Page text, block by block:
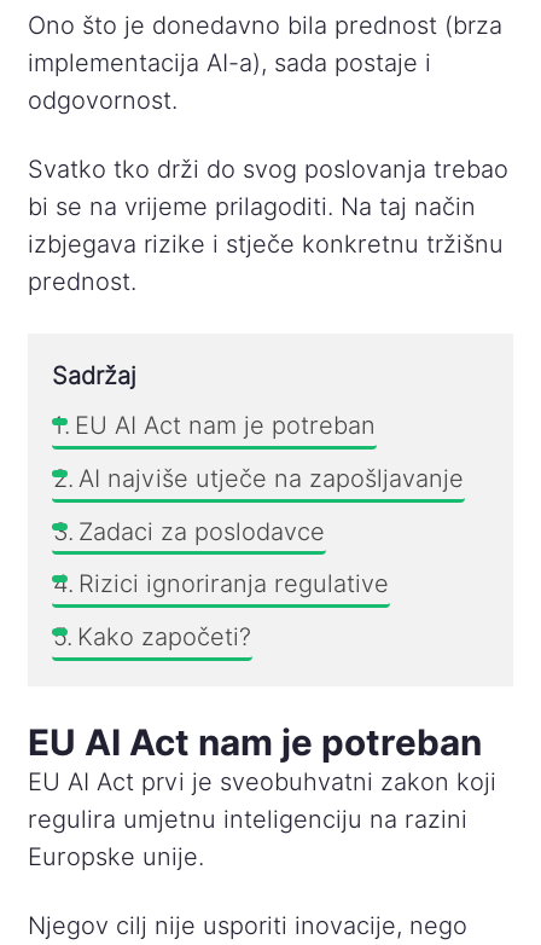
Ono što je donedavno bila prednost (brza
implementacija AI-a), sada postaje i
odgovornost.
Svatko tko drži do svog poslovanja trebao
bi se na vrijeme prilagoditi. Na taj način
izbjegava rizike i stječe konkretnu tržišnu
prednost.
Sadržaj
EU AI Act nam je potreban
AI najviše utječe na zapošljavanje
Zadaci za poslodavce
Rizici ignoriranja regulative
Kako započeti?
EU AI Act nam je potreban
EU AI Act prvi je sveobuhvatni zakon koji
regulira umjetnu inteligenciju na razini
Europske unije.
Njegov cilj nije usporiti inovacije, nego